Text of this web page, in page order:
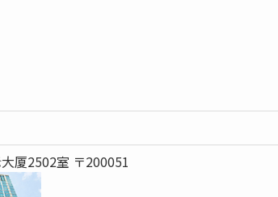
厦2502室 〒200051